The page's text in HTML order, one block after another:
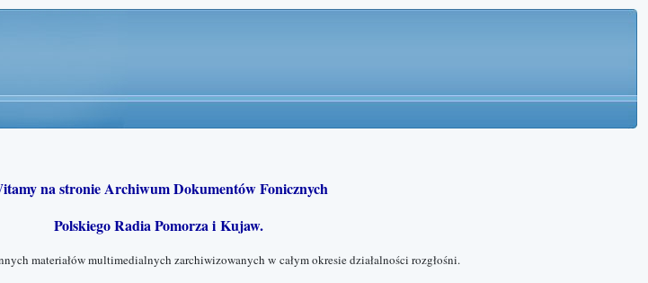
na stronie Archiwum Dokumentów Fonicznych
Polskiego Radia Pomorza i Kujaw.
materiałów multimedialnych zarchiwizowanych w całym okresie działalności rozgłośni.